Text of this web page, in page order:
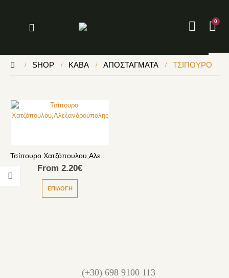
0
SHOP ΚΆΒΑ ΑΠΟΣΤΆΓΜΑΤΑ ΤΣΊΠΟΥΡΟ
Τσίπουρο Χατζόπουλου,Αλεξανδρούπολης
From 2.20€
ΕΠΙΛΟΓΉ
(+30) 698 9100 113